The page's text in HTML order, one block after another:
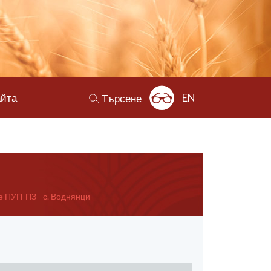
Търсене EN
ПУП-ПЗ - с. Воднянци